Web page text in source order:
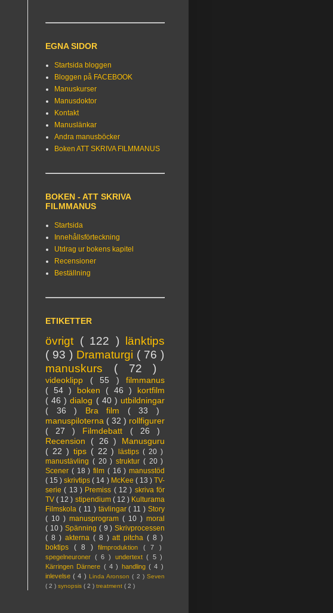
EGNA SIDOR
Startsida bloggen
Bloggen på FACEBOOK
Manuskurser
Manusdoktor
Kontakt
Manuslänkar
Andra manusböcker
Boken ATT SKRIVA FILMMANUS
BOKEN - ATT SKRIVA
FILMMANUS
Startsida
Innehållsförteckning
Utdrag ur bokens kapitel
Recensioner
Beställning
ETIKETTER
övrigt ( 122 ) länktips
( 93 ) Dramaturgi ( 76 )
manuskurs ( 72 )
videoklipp ( 55 ) filmmanus
( 54 ) boken ( 46 ) kortfilm
( 46 )dialog ( 40 ) utbildningar
( 36 ) Bra film ( 33 )
manuspiloterna ( 32 ) rollfigurer
( 27 ) Filmdebatt ( 26 )
Recension ( 26 ) Manusguru
( 22 ) tips ( 22 )lästips( 20 )
manustävling ( 20 ) struktur ( 20 )
Scener ( 18 ) film ( 16 ) manusstöd
( 15 )skrivtips( 14 ) McKee ( 13 )TV-
serie( 13 ) Premiss ( 12 ) skriva för
TV( 12 ) stipendium ( 12 ) Kulturama
Filmskola ( 11 ) tävlingar( 11 ) Story
( 10 ) manusprogram ( 10 ) moral
( 10 )Spänning ( 9 )Skrivprocessen
( 8 ) akterna ( 8 )att pitcha( 8 )
boktips ( 8 ) filmproduktion ( 7 )
spegelneuroner ( 6 ) undertext( 5 )
Kärringen Därnere ( 4 ) handling( 4 )
inlevelse( 4 ) Linda Aronson( 2 )Seven
( 2 ) synopsis ( 2 ) treatment ( 2 )